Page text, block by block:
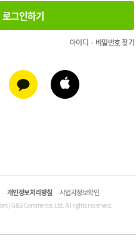
아이디 · 비밀번호 찾기
개인정보처리방침 사업자정보확인
/ G&G Commerce, Ltd. All rights reserved.